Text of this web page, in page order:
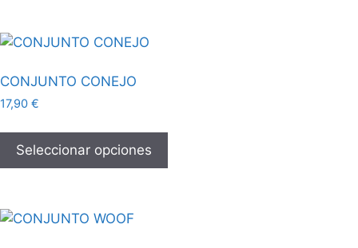
CONJUNTO CONEJO
17,90 €
Seleccionar opciones